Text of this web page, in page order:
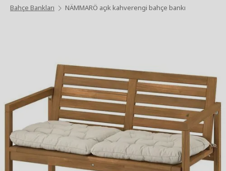
Bahçe Bankları NÄMMARÖ açık kahverengi bahçe bankı